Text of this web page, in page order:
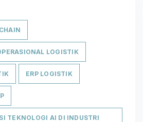
LOGISTIK
ERP LOGISTIK
TEKNOLOGI AI DI INDUSTRI